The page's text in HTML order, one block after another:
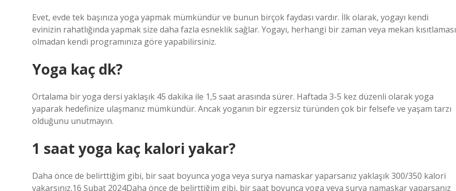
Evet, evde tek başınıza yoga yapmak mümkündür ve bunun birçok faydası vardır. İlk olarak, yogayı kendi
evinizin rahatlığında yapmak size daha fazla esneklik sağlar. Yogayı, herhangi bir zaman veya mekan kısıtlaması
olmadan kendi programınıza göre yapabilirsiniz.
Yoga kaç dk?
Ortalama bir yoga dersi yaklaşık 45 dakika ile 1,5 saat arasında sürer. Haftada 3-5 kez düzenli olarak yoga
yaparak hedefinize ulaşmanız mümkündür. Ancak yoganın bir egzersiz türünden çok bir felsefe ve yaşam tarzı
olduğunu unutmayın.
1 saat yoga kaç kalori yakar?
Daha önce de belirttiğim gibi, bir saat boyunca yoga veya surya namaskar yaparsanız yaklaşık 300/350 kalori
yakarsınız.16 Şubat 2024Daha önce de belirttiğim gibi, bir saat boyunca yoga veya surya namaskar yaparsanız